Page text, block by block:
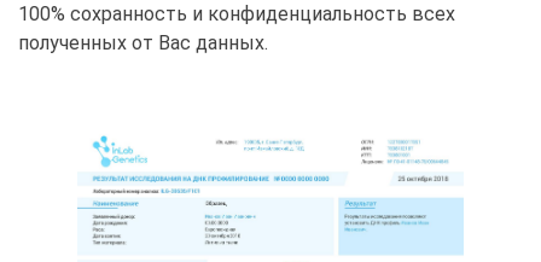
100% сохранность и конфиденциальность всех
полученных от Вас данных.